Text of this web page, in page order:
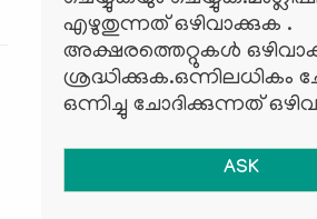
എഴുതുന്നത് ഒഴിവാക്കുക .
അക്ഷരത്തെറ്റുകള്‍
ശ്രദ്ധിക്കുക.ഒന്നിലധികം
ഒന്നിച്ചു ചോദിക്കുന്നത്
ASK